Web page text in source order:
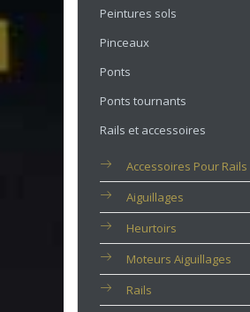
Peintures sols
Pinceaux
Ponts
Ponts tournants
Rails et accessoires
Accessoires Pour Rails
Aiguillages
Heurtoirs
Moteurs Aiguillages
Rails